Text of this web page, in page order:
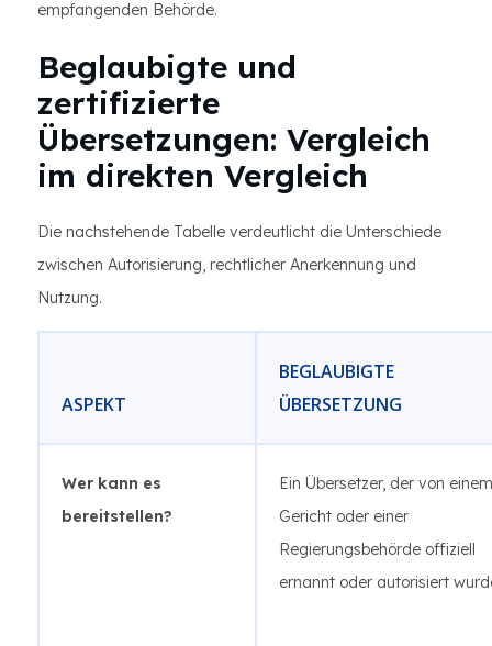
empfangenden Behörde.
Beglaubigte und
zertifizierte
Übersetzungen: Vergleich
im direkten Vergleich
Die nachstehende Tabelle verdeutlicht die Unterschiede
zwischen Autorisierung, rechtlicher Anerkennung und
Nutzung.
ASPEKT
BEGLAUBIGTE
ÜBERSETZUNG
Wer kann es
bereitstellen?
Ein Übersetzer, der von einem
Gericht oder einer
Regierungsbehörde offiziell
ernannt oder autorisiert